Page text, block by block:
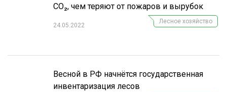
CO₂, чем теряют от пожаров и вырубок
24.05.2022
Лесное хозяйство
Весной в РФ начнётся государственная
инвентаризация лесов